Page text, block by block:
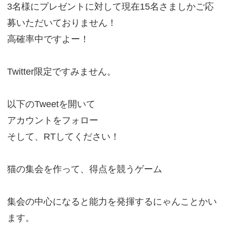
3名様にプレゼントに対して現在15名さましかご応
募いただいておりません！
高確率中ですよー！
Twitter限定ですみません。
以下のTweetを開いて
アカウントをフォロー
そして、RTしてください！
猫の集会を作って、得点を競うゲーム
集会の中心になると能力を発揮するにゃんことかい
ます。